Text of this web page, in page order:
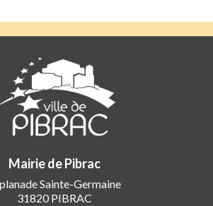
Mairie de Pibrac
Sainte-Germaine
31820 PIBRAC